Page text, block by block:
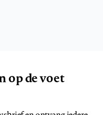
de voet